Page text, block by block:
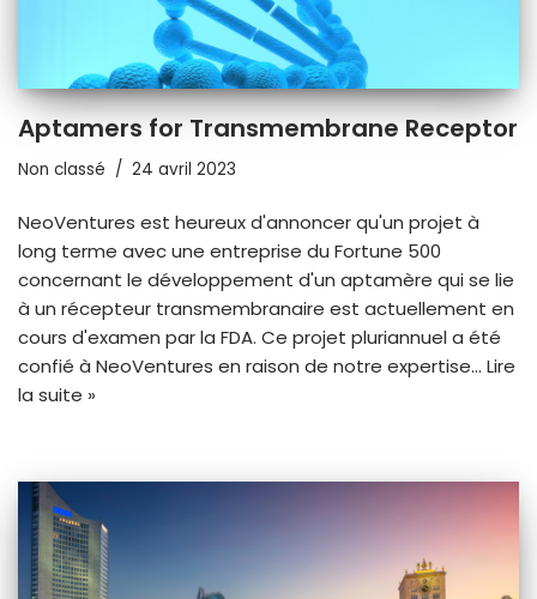
Aptamers for Transmembrane Receptor
Non classé 24 avril 2023
NeoVentures est heureux d'annoncer qu'un projet à
long terme avec une entreprise du Fortune 500
concernant le développement d'un aptamère qui se lie
à un récepteur transmembranaire est actuellement en
cours d'examen par la FDA. Ce projet pluriannuel a été
confié à NeoVentures en raison de notre expertise... Lire
la suite »